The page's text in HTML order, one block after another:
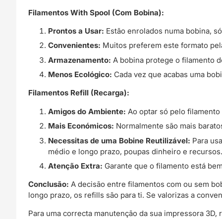
Filamentos With Spool (Com Bobina):
Prontos a Usar: Estão enrolados numa bobina,
Convenientes: Muitos preferem este formato
Armazenamento: A bobina protege o filamento
Menos Ecológico: Cada vez que acabas uma
Filamentos Refill (Recarga):
Amigos do Ambiente: Ao optar só pelo
Mais Económicos: Normalmente são mais
Necessitas de uma Bobine Reutilizável: Para
médio e longo prazo, poupas dinheiro e
Atenção Extra: Garante que o filamento está
Conclusão: A decisão entre filamentos com ou sem
longo prazo, os refills são para ti. Se valorizas a
Para uma correcta manutenção da sua impressora